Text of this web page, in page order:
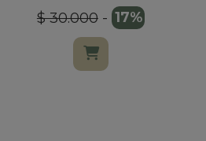
$ 30.000- 17%